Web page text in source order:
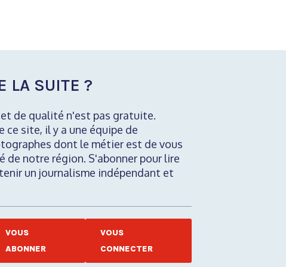
LA SUITE ?
de qualité n'est pas gratuite.
ce site, il y a une équipe de
dont le métier est de vous
de notre région. S'abonner pour lire
un journalisme indépendant et
VOUS
ABONNER
VOUS
CONNECTER